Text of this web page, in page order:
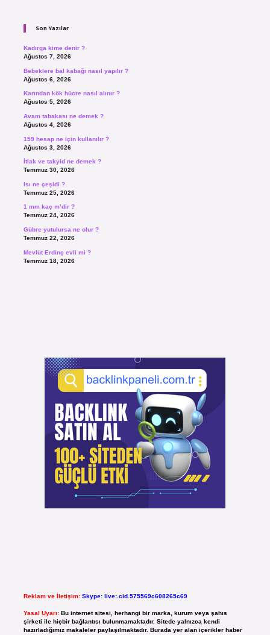
Son Yazılar
Kadırga kime denir ?
Ağustos 7, 2026
Bebeklere bal kabağı nasıl yapılır ?
Ağustos 6, 2026
Karından kök hücre nasıl alınır ?
Ağustos 5, 2026
Avam tabakası ne demek ?
Ağustos 4, 2026
159 hesap ne için kullanılır ?
Ağustos 3, 2026
İtlak ve takyid ne demek ?
Temmuz 30, 2026
Isı ne çeşidi ?
Temmuz 25, 2026
1 mm kaç m’dir ?
Temmuz 24, 2026
Gübre yutulursa ne olur ?
Temmuz 22, 2026
Mevlüt Erdinç evli mi ?
Temmuz 18, 2026
Reklam ve İletişim: Skype: live:.cid.575569c608265c69
Yasal Uyarı: Bu internet sitesi, herhangi bir marka, kurum veya şahıs
şirketi ile hiçbir bağlantısı bulunmamaktadır. Sitede yalnızca kendi
hazırladığımız makaleler paylaşılmaktadır. Burada yer alan içerikler haber